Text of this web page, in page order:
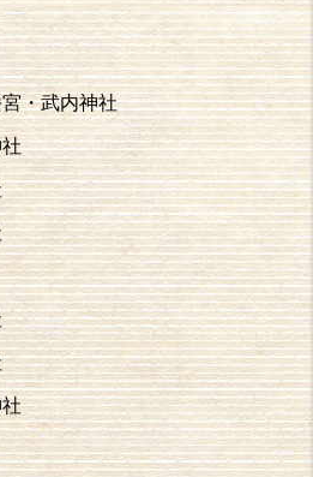
・武内神社